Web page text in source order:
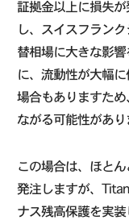
証拠金以上に損失
し、スイスフラン
替相場に大きな影
に、流動性が大幅
場合もありますた
ながる可能性があり
この場合は、ほと
発注しますが、
ナス残高保護を実